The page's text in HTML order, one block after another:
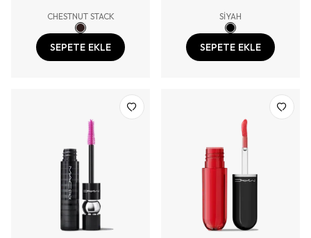
CHESTNUT STACK
SEPETE EKLE
SİYAH
SEPETE EKLE